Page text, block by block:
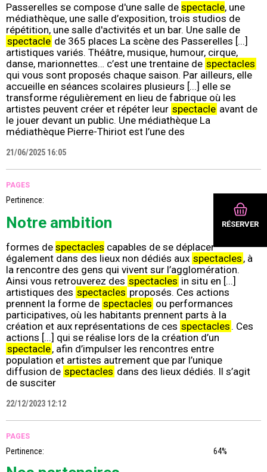
RÉSERVER
Passerelles se compose d'une salle de spectacle, une
médiathèque, une salle d’exposition, trois studios de
répétition, une salle d'activités et un bar. Une salle de
spectacle de 365 places La scène des Passerelles [...]
artistiques variés. Théâtre, musique, humour, cirque,
danse, marionnettes… c’est une trentaine de spectacles
qui vous sont proposés chaque saison. Par ailleurs, elle
accueille en séances scolaires plusieurs [...] elle se
transforme régulièrement en lieu de fabrique où les
artistes peuvent créer et répéter leur spectacle avant de
le jouer devant un public. Une médiathèque La
médiathèque Pierre-Thiriot est l’une des
21/06/2025 16:05
PAGES
Pertinence:
92%
Notre ambition
formes de spectacles capables de se déplacer
également dans des lieux non dédiés aux spectacles , à
la rencontre des gens qui vivent sur l’agglomération.
Ainsi vous retrouverez des spectacles in situ en [...]
artistiques des spectacles proposés. Ces actions
prennent la forme de spectacles ou performances
participatives, où les habitants prennent parts à la
création et aux représentations de ces spectacles . Ces
actions [...] qui se réalise lors de la création d’un
spectacle, afin d’impulser les rencontres entre
population et artistes autrement que par l’unique
diffusion de spectacles dans des lieux dédiés. Il s’agit
de susciter
22/12/2023 12:12
PAGES
Pertinence: 64%